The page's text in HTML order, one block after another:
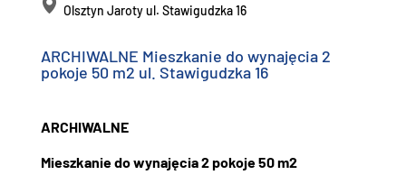
Olsztyn Jaroty ul. Stawigudzka 16
ARCHIWALNE Mieszkanie do wynajęcia 2
pokoje 50 m2 ul. Stawigudzka 16
ARCHIWALNE
Mieszkanie do wynajęcia 2 pokoje 50 m2